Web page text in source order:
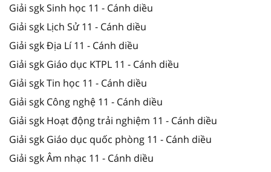
Giải sgk Sinh học 11 - Cánh diều
Giải sgk Lịch Sử 11 - Cánh diều
Giải sgk Địa Lí 11 - Cánh diều
Giải sgk Giáo dục KTPL 11 - Cánh diều
Giải sgk Tin học 11 - Cánh diều
Giải sgk Công nghệ 11 - Cánh diều
Giải sgk Hoạt động trải nghiệm 11 - Cánh diều
Giải sgk Giáo dục quốc phòng 11 - Cánh diều
Giải sgk Âm nhạc 11 - Cánh diều